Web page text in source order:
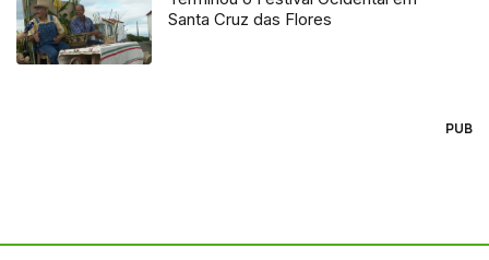
Santa Cruz das Flores
PUB